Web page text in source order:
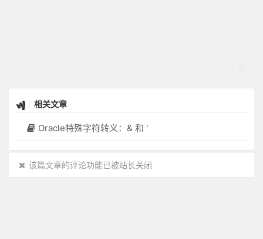
相关文章
Oracle特殊字符转义：& 和 '
该篇文章的评论功能已被站长关闭